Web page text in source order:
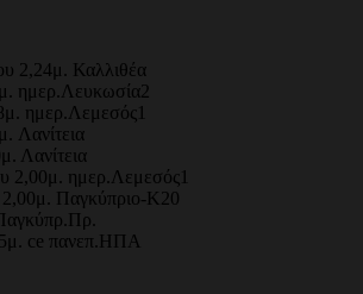
2,24μ. Καλλιθέα
ημερ.Λευκωσία2
ημερ.Λεμεσός1
Λανίτεια
Λανίτεια
2,00μ. ημερ.Λεμεσός1
Παγκύπριο-Κ20
ce πανεπ.ΗΠΑ